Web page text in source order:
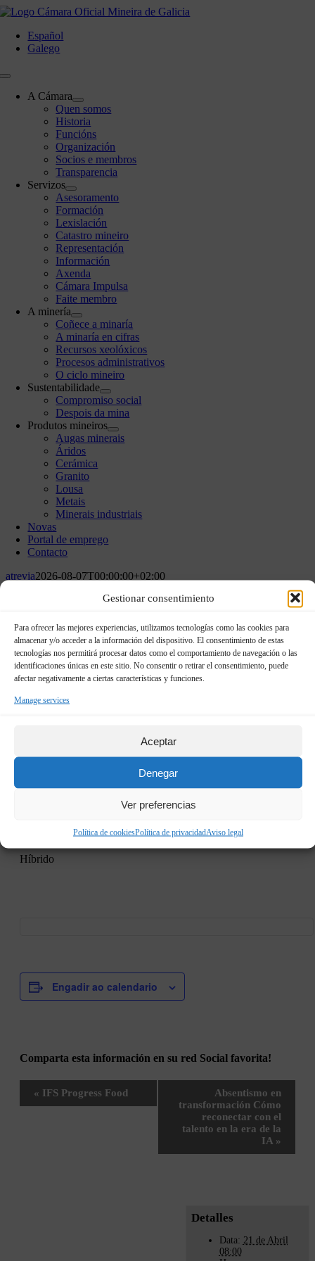
Gestionar consentimiento
Para ofrecer las mejores experiencias, utilizamos tecnologías como las cookies para
almacenar y/o acceder a la información del dispositivo. El consentimiento de estas
tecnologías nos permitirá procesar datos como el comportamiento de navegación o las
identificaciones únicas en este sitio. No consentir o retirar el consentimiento, puede
afectar negativamente a ciertas características y funciones.
Manage services
Aceptar
Denegar
Ver preferencias
Política de cookiesPolítica de privacidadAviso legal
Skip
contentEspañol
Galego
Toggle
NavigationA Cámara
Quen somos
Historia
Funcións
Organización
Socios e membros
Transparencia
Servizos
Asesoramento
Formación
Lexislación
Catastro mineiro
Representación
Información
Axenda
Cámara Impulsa
Faite membro
A minería
Coñece a minaría
A minaría en cifras
Recursos xeolóxicos
Procesos administrativos
O ciclo mineiro
Sustentabilidade
Compromiso social
Despois da mina
Produtos mineiros
Augas minerais
Áridos
Cerámica
Granito
Lousa
Metais
Minerais industriais
Novas
Portal de emprego
Contacto
atrevia2026-08-07T00:00:00+02:00
Este evento pasou.
×
Empresa responsable Beneficios
de la RSC, el código ético, la
sostenibilidad y la economía
circular en las empresas gallegas
21 de Abril 08:00 » Hora Inicio-Fin:
de Abril 17:00» Hora Inicio-Fin:17:00
Híbrido
Engadir ao calendario
Comparta esta información en su red Social favorita!
Navegación
« IFS Progress Food
Absentismo en
transformación Cómo
reconectar con el
talento en la era de la
IA »
Detalles
Data: 21 de Abril
08:00